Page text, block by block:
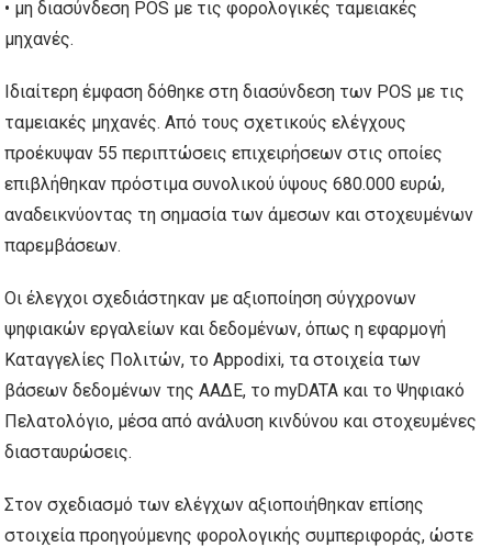
• μη διασύνδεση POS με τις φορολογικές ταμειακές
μηχανές.
Ιδιαίτερη έμφαση δόθηκε στη διασύνδεση των POS με τις
ταμειακές μηχανές. Από τους σχετικούς ελέγχους
προέκυψαν 55 περιπτώσεις επιχειρήσεων στις οποίες
επιβλήθηκαν πρόστιμα συνολικού ύψους 680.000 ευρώ,
αναδεικνύοντας τη σημασία των άμεσων και στοχευμένων
παρεμβάσεων.
Οι έλεγχοι σχεδιάστηκαν με αξιοποίηση σύγχρονων
ψηφιακών εργαλείων και δεδομένων, όπως η εφαρμογή
Καταγγελίες Πολιτών, το Appodixi, τα στοιχεία των
βάσεων δεδομένων της ΑΑΔΕ, το myDATA και το Ψηφιακό
Πελατολόγιο, μέσα από ανάλυση κινδύνου και στοχευμένες
διασταυρώσεις.
Στον σχεδιασμό των ελέγχων αξιοποιήθηκαν επίσης
στοιχεία προηγούμενης φορολογικής συμπεριφοράς, ώστε